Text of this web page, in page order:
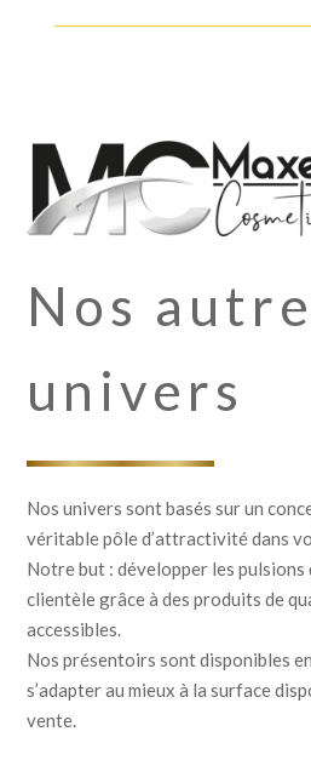
Nos
univers
Nos univers sont basés sur un
véritable pôle d’attractivité dans
Notre but : développer les pulsions
clientèle grâce à des produits de
accessibles.
Nos présentoirs sont disponibles
s’adapter au mieux à la surface
vente.